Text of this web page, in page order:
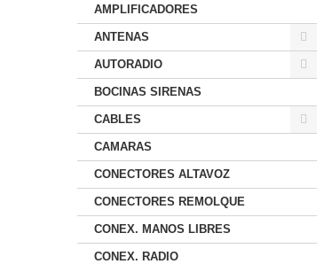
AMPLIFICADORES
ANTENAS
AUTORADIO
BOCINAS SIRENAS
CABLES
CAMARAS
CONECTORES ALTAVOZ
CONECTORES REMOLQUE
CONEX. MANOS LIBRES
CONEX. RADIO